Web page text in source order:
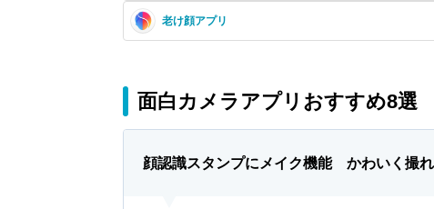
老け顔アプリ
面白カメラアプリおすすめ8選
顔認識スタンプにメイク機能 かわいく撮